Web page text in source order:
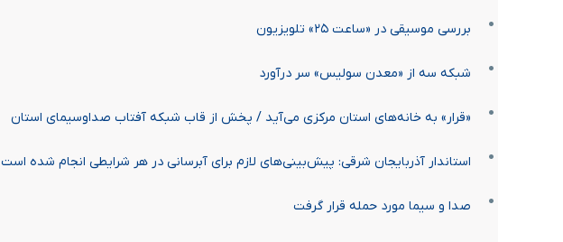
بررسی موسیقی در «ساعت ۲۵» تلویزیون
شبکه سه از «معدن سولیس» سر درآورد
«قرار» به خانه‌های استان مرکزی می‌آید / پخش از قاب شبکه آفتاب صداوسیمای استان
استاندار آذربایجان شرقی: پیش‌بینی‌های لازم برای آبرسانی در هر شرایطی انجام شده است
صدا و سیما مورد حمله قرار گرفت